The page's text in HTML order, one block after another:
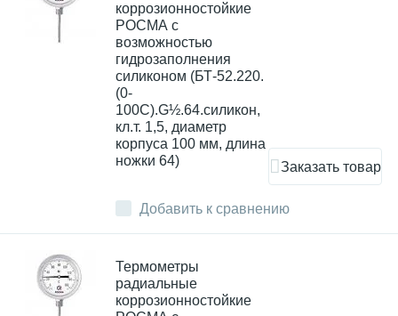
Добавить к сравнению
коррозионностойкие
РОСМА с
возможностью
гидрозаполнения
силиконом (БТ-52.220.
(0-
100С).G½.64.силикон,
кл.т. 1,5, диаметр
корпуса 100 мм, длина
ножки 64)
Заказать товар
Термометры
радиальные
коррозионностойкие